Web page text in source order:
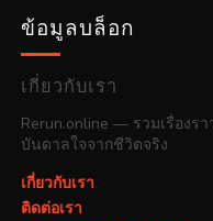
ข้อมูลบล็อก
เกี่ยวกับเรา
Rerun.online — รวมเรื่องร
บันดาลใจจากชีวิตจริง
เกี่ยวกับเรา
ติดต่อเรา